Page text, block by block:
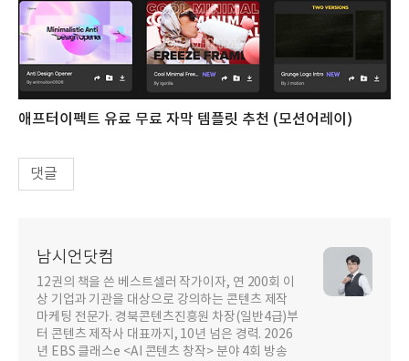
애프터이펙트 유료 무료 자막 템플릿 추천 (모션어레이)
댓글
남시언닷컴
12권의 책을 쓴 베스트셀러 작가이자, 연 200회 이
상 기업과 기관을 대상으로 강의하는 콘텐츠 제작
마케팅 전문가. 경북콘텐츠진흥원 차장(일반4급)부
터 콘텐츠 제작사 대표까지, 10년 넘은 경력. 2026
년 EBS 클래스e <AI 콘텐츠 창작> 분야 4회 방송